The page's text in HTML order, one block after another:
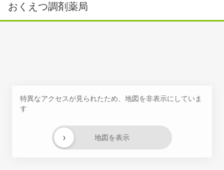
おくえつ調剤薬局
特異なアクセスが見られたため、地図を非表示にしていま
す
地図を表示
›